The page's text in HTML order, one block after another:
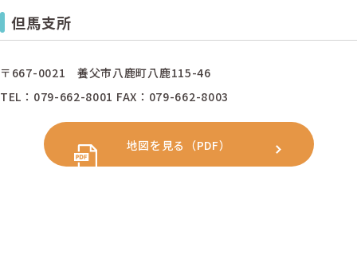
但馬支所
〒667-0021 養父市八鹿町八鹿115-46
TEL：079-662-8001 FAX：079-662-8003
地図を見る（PDF）